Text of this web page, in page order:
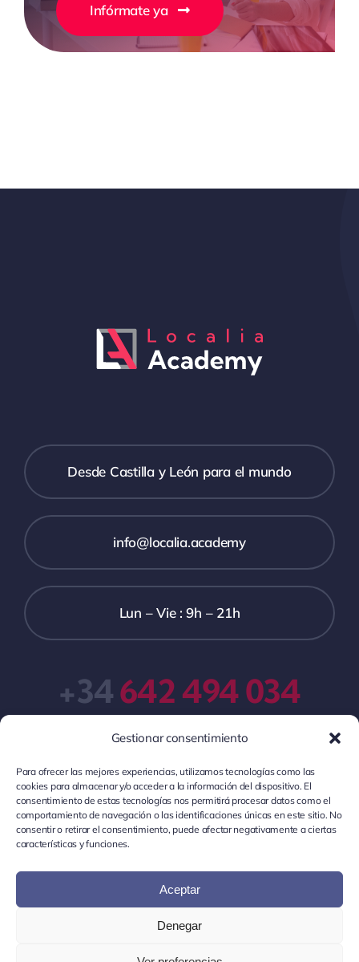
Gestionar consentimiento
Para ofrecer las mejores experiencias, utilizamos tecnologías como las
cookies para almacenar y/o acceder a la información del dispositivo. El
consentimiento de estas tecnologías nos permitirá procesar datos como el
comportamiento de navegación o las identificaciones únicas en este sitio. No
consentir o retirar el consentimiento, puede afectar negativamente a ciertas
características y funciones.
Aceptar
Denegar
Infórmate ya
Desde Castilla y León para el mundo
info@localia.academy
Lun – Vie : 9h – 21h
+34642 494 034
© Localia 2026 •
Política de Cookies